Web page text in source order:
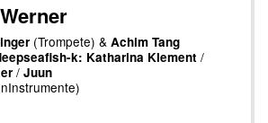
(Trompete) & Achim Tang
k: Katharina Klement /
/ Juun